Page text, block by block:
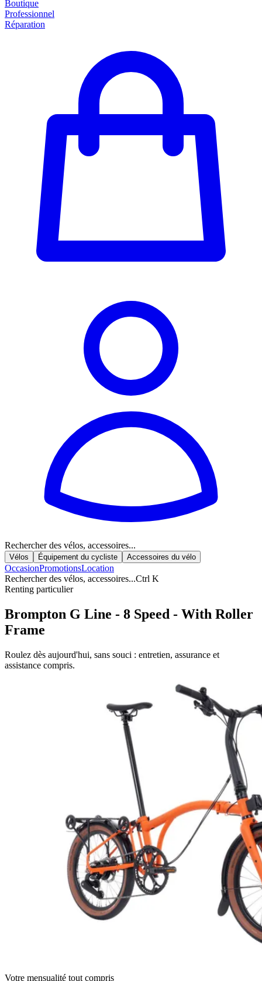
Boutique
Professionnel
Réparation
Rechercher des vélos, accessoires...
Vélos Équipement du cycliste Accessoires du vélo
OccasionPromotionsLocation
Rechercher des vélos, accessoires...Ctrl K
Renting particulier
Brompton G Line - 8 Speed - With Roller
Frame
Roulez dès aujourd'hui, sans souci : entretien, assurance et
assistance compris.
Votre mensualité tout compris